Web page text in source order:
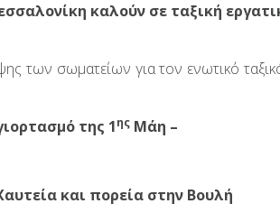
καλούν σε ταξική
των σωματείων για τον ενωτικό
της 1ης Μάη –
και πορεία στην Βουλή